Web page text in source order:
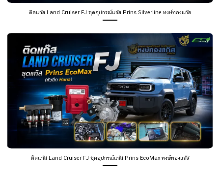
ติดแก๊ส Land Cruiser FJ ชุดอุปกรณ์แก๊ส Prins Silverline หงษ์ทองแก๊ส
ติดแก๊ส Land Cruiser FJ ชุดอุปกรณ์แก๊ส Prins EcoMax หงษ์ทองแก๊ส